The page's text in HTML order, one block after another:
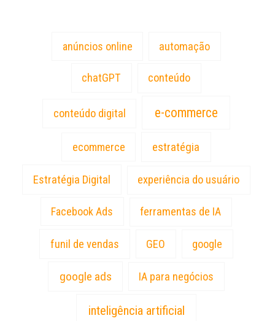
anúncios online automação
chatGPT conteúdo
conteúdo digital e-commerce
ecommerce estratégia
Estratégia Digital experiência do usuário
Facebook Ads ferramentas de IA
funil de vendas GEO google
google ads IA para negócios
inteligência artificial